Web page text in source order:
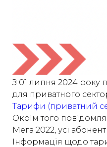
З 01 липня 2024 року
для приватного
Тарифи (приватний
Окрім того
Мега 2022, усі
Інформація щодо